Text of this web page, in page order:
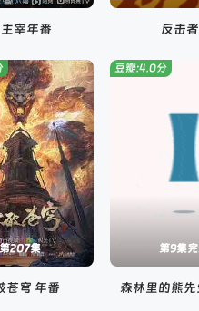
宰年番 反击
第207集
苍穹 年番
第9集
豆瓣:4.0分
森林里的熊